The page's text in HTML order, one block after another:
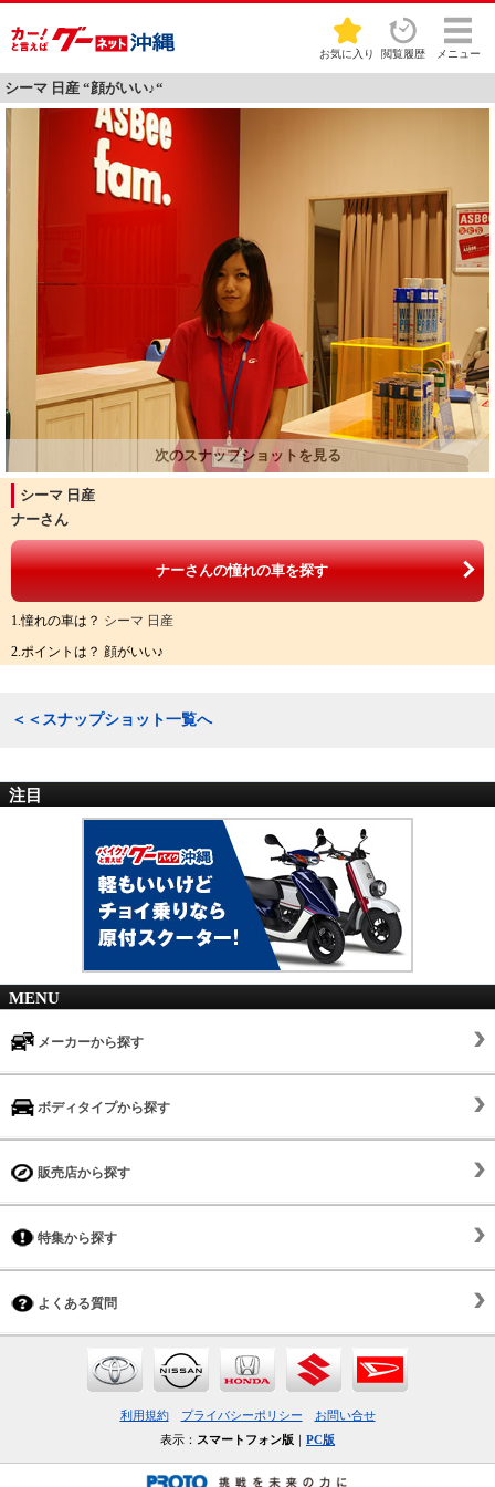
お気に入り 閲覧履歴 メニュー
シーマ 日産 “顔がいい♪“
シーマ 日産
ナーさん
ナーさんの憧れの車を探す
1.憧れの車は？ シーマ 日産
2.ポイントは？ 顔がいい♪
＜＜スナップショット一覧へ
注目
MENU
メーカーから探す
ボディタイプから探す
販売店から探す
特集から探す
よくある質問
利用規約 プライバシーポリシー
お問い合せ
表示： スマートフォン版 ｜ PC版